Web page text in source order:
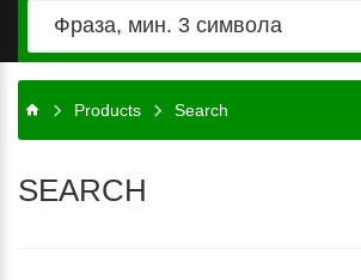
Products Search
SEARCH